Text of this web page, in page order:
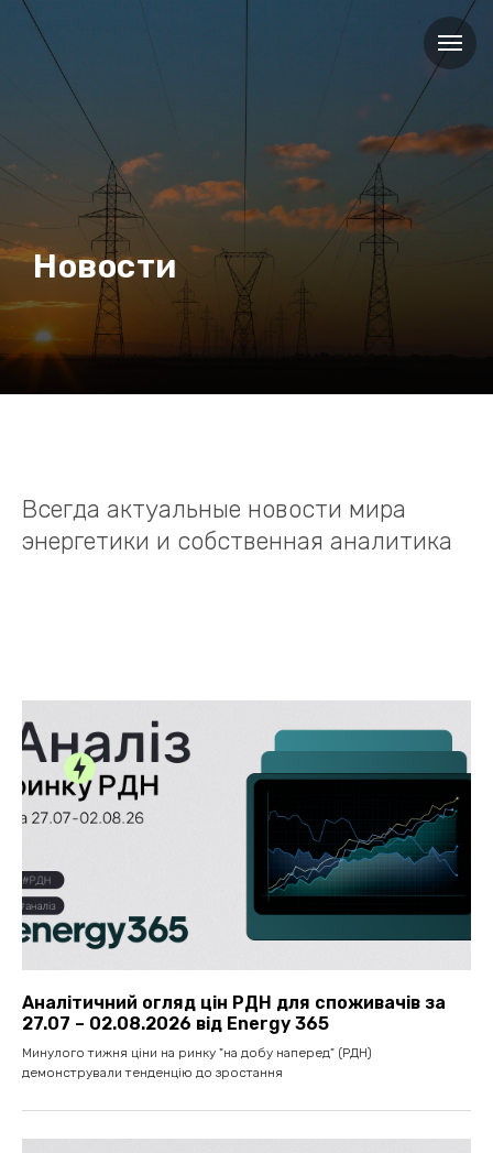
Новости
Всегда актуальные новости мира
энергетики и собственная аналитика
Аналітичний огляд цін РДН для споживачів за
27.07 – 02.08.2026 від Energy 365
Минулого тижня ціни на ринку "на добу наперед" (РДН)
демонстрували тенденцію до зростання